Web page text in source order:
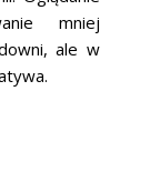
mniej
ale w